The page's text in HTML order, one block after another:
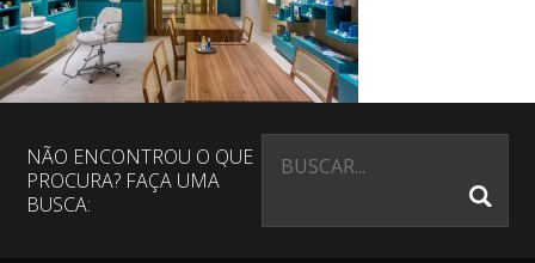
NÃO ENCONTROU O QUE
PROCURA? FAÇA UMA
BUSCA: